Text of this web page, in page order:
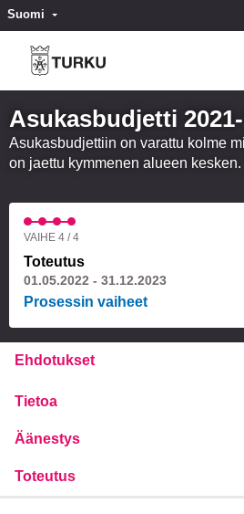
Suomi Valitse kieli
Asukasbudjetti
Asukasbudjettiin on varattu kolme
on jaettu kymmenen alueen kesken.
VAIHE 4 / 4
Toteutus
01.05.2022 - 31.12.2023
Prosessin vaiheet
Ehdotukset
Tietoa
Äänestys
Toteutus